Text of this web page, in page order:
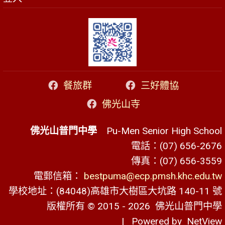
餐旅群
三好體協
佛光山寺
佛光山普門中學 Pu-Men Senior High School
電話：(07) 656-2676
傳真：(07) 656-3559
電郵信箱： bestpuma@ecp.pmsh.khc.edu.tw
學校地址：(84048)高雄市大樹區大坑路 140-11 號
版權所有 © 2015 - 2026 佛光山普門中學
| Powered by NetView